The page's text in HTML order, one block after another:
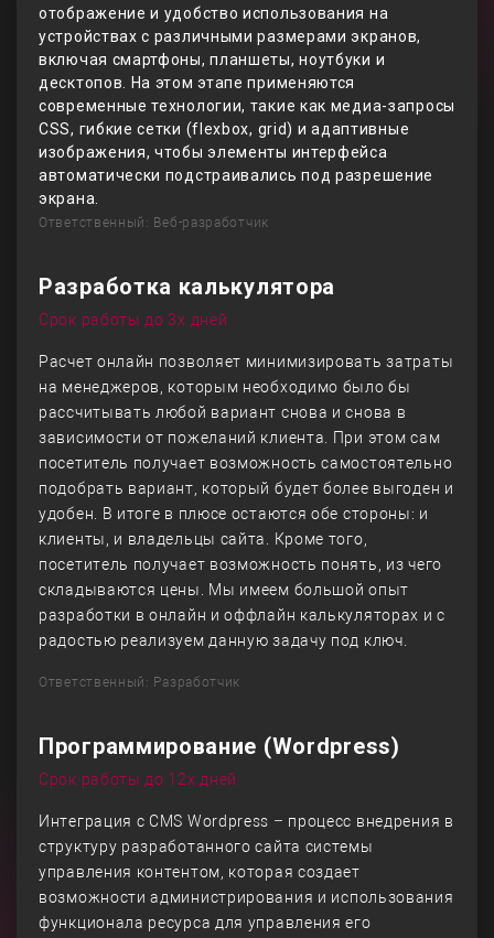
отображение и удобство использования на
устройствах с различными размерами экранов,
включая смартфоны, планшеты, ноутбуки и
десктопов. На этом этапе применяются
современные технологии, такие как медиа-запросы
CSS, гибкие сетки (flexbox, grid) и адаптивные
изображения, чтобы элементы интерфейса
автоматически подстраивались под разрешение
экрана.
Ответственный: Веб-разработчик
Разработка калькулятора
Срок работы до 3х дней
Расчет онлайн позволяет минимизировать затраты
на менеджеров, которым необходимо было бы
рассчитывать любой вариант снова и снова в
зависимости от пожеланий клиента. При этом сам
посетитель получает возможность самостоятельно
подобрать вариант, который будет более выгоден и
удобен. В итоге в плюсе остаются обе стороны: и
клиенты, и владельцы сайта. Кроме того,
посетитель получает возможность понять, из чего
складываются цены. Мы имеем большой опыт
разработки в онлайн и оффлайн калькуляторах и с
радостью реализуем данную задачу под ключ.
Ответственный: Разработчик
Программирование (Wordpress)
Срок работы до 12х дней
Интеграция с CMS Wordpress – процесс внедрения в
структуру разработанного сайта системы
управления контентом, которая создает
возможности администрирования и использования
функционала ресурса для управления его